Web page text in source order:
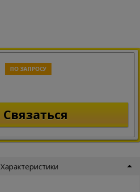
ПО ЗАПРОСУ
Связаться
Характеристики